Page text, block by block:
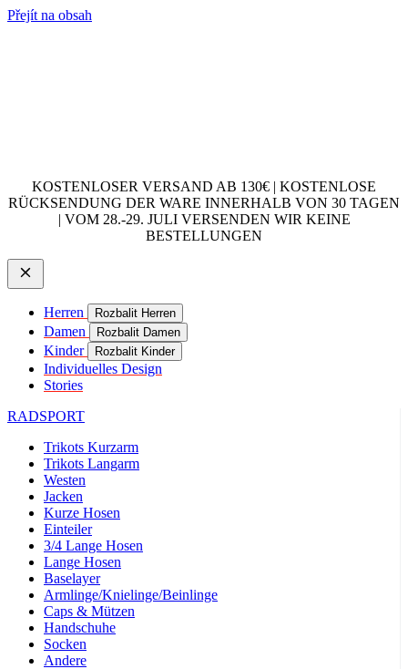
Přejít na obsah
KOSTENLOSER VERSAND AB 130€ | KOSTENLOSE
RÜCKSENDUNG DER WARE INNERHALB VON 30 TAGEN
| VOM 28.-29. JULI VERSENDEN WIR KEINE
BESTELLUNGEN
Herren Rozbalit Herren
Damen Rozbalit Damen
Kinder Rozbalit Kinder
Individuelles Design
Stories
RADSPORT
Trikots Kurzarm
Trikots Langarm
Westen
Jacken
Kurze Hosen
Einteiler
3/4 Lange Hosen
Lange Hosen
Baselayer
Armlinge/Knielinge/Beinlinge
Caps & Mützen
Handschuhe
Socken
Andere